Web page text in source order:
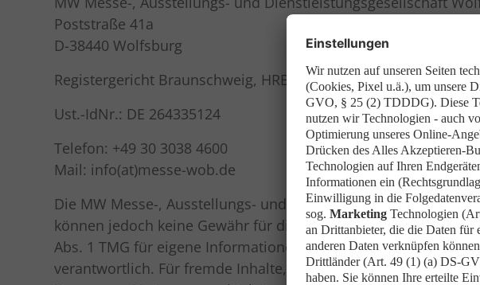
Poststraße 41a
D-38440 Wolfsburg
Registergericht Braunschweig, HRB 100436 Wolfsburg,
Ust.-IdNr.: DE 264335124
Telefon: +49 30 3038 4600
Mail: info(at)messe-wob.de
Die MW Messe-, Ausstellungs- und
können jedoch keine Gewähr für die Richtigkeit,
Abs. 1 TMG für eigene Informationen, die auf den Webseiten
verantwortlich. Für fremde Inhalte, zu denen die MW Messe-,